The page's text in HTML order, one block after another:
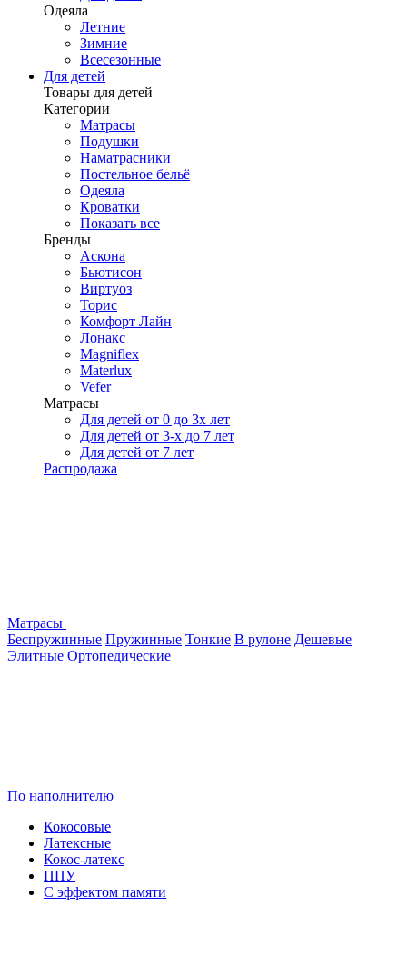
Одеяла
Летние
Зимние
Всесезонные
Для детей
Товары для детей
Категории
Матрасы
Подушки
Наматрасники
Постельное бельё
Одеяла
Кроватки
Показать все
Бренды
Аскона
Бьютисон
Виртуоз
Торис
Комфорт Лайн
Лонакс
Magniflex
Materlux
Vefer
Матрасы
Для детей от 0 до 3х лет
Для детей от 3-х до 7 лет
Для детей от 7 лет
Распродажа
Матрасы
Беспружинные Пружинные Тонкие В рулоне Дешевые
Элитные Ортопедические
По наполнителю
Кокосовые
Латексные
Кокос-латекс
ППУ
С эффектом памяти